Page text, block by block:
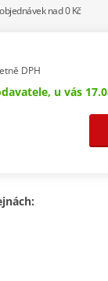
nad 0 Kč
DPH
u vás